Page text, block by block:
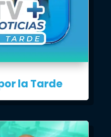
la Tarde